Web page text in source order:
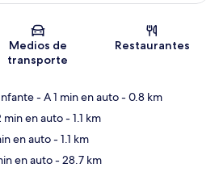
Sección del mapa
Medios de
transporte
Restaurantes
- A 1 min en auto- 0.8 km
min en auto- 1.1 km
en auto- 1.1 km
en auto- 28.7 km